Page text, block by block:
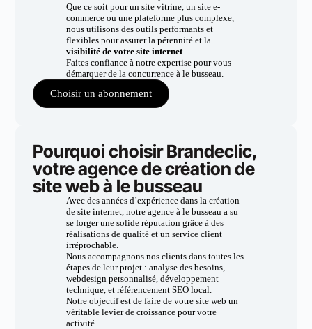
Que ce soit pour un site vitrine, un site e-
commerce ou une plateforme plus complexe,
nous utilisons des outils performants et
flexibles pour assurer la pérennité et la
visibilité de votre site internet.
Faites confiance à notre expertise pour vous
démarquer de la concurrence à le busseau.
Choisir un abonnement
Pourquoi choisir Brandeclic,
votre agence de création de
site web à le busseau
Avec des années d’expérience dans la création
de site internet, notre agence à le busseau a su
se forger une solide réputation grâce à des
réalisations de qualité et un service client
irréprochable.
Nous accompagnons nos clients dans toutes les
étapes de leur projet : analyse des besoins,
webdesign personnalisé, développement
technique, et référencement SEO local.
Notre objectif est de faire de votre site web un
véritable levier de croissance pour votre
activité.